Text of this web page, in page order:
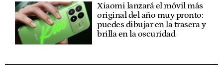
Xiaomi lanzará el móvil más
original del año muy pronto:
puedes dibujar en la trasera y
brilla en la oscuridad